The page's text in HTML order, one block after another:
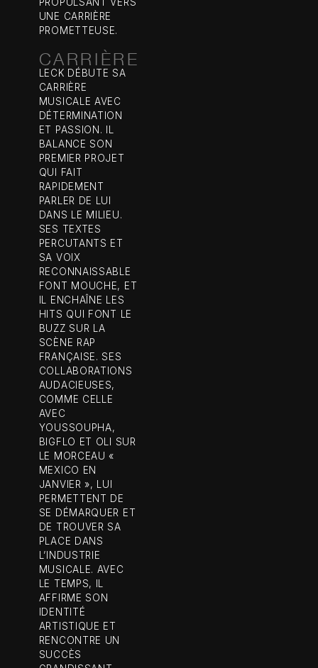
UNE CARRIÈRE
PROMETTEUSE.
CARRIÈRE
LECK DÉBUTE SA
CARRIÈRE
MUSICALE AVEC
DÉTERMINATION
ET PASSION. IL
BALANCE SON
PREMIER PROJET
QUI FAIT
RAPIDEMENT
PARLER DE LUI
DANS LE MILIEU.
SES TEXTES
PERCUTANTS ET
SA VOIX
RECONNAISSABLE
FONT MOUCHE, ET
IL ENCHAÎNE LES
HITS QUI FONT LE
BUZZ SUR LA
SCÈNE RAP
FRANÇAISE. SES
COLLABORATIONS
AUDACIEUSES,
COMME CELLE
AVEC
YOUSSOUPHA,
BIGFLO ET OLI SUR
LE MORCEAU «
MEXICO EN
JANVIER », LUI
PERMETTENT DE
SE DÉMARQUER ET
DE TROUVER SA
PLACE DANS
L’INDUSTRIE
MUSICALE. AVEC
LE TEMPS, IL
AFFIRME SON
IDENTITÉ
ARTISTIQUE ET
RENCONTRE UN
SUCCÈS